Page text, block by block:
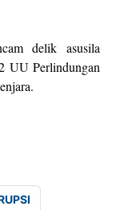
delik asusila
UU Perlindungan